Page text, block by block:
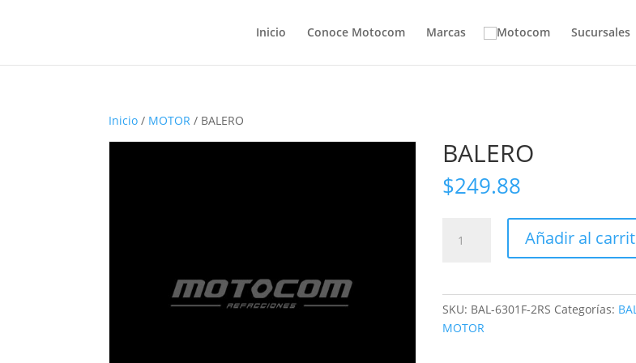
Inicio Conoce Motocom Marcas Sucursales
Inicio / MOTOR / BALERO
BALERO
$249.88
cantidad
Añadir al
SKU: BAL-6301F-2RS Categorías:
MOTOR